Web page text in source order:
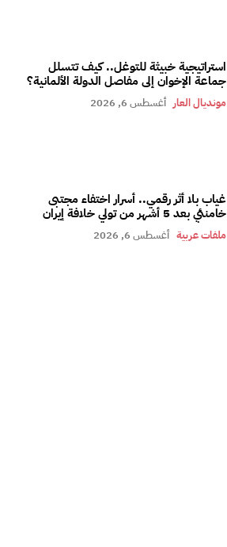
استراتيجية خبيثة للتوغل.. كيف تتسلل
جماعة الإخوان إلى مفاصل الدولة الألمانية؟
مونديال العار أغسطس 6, 2026
غياب بلا أثر رقمي.. أسرار اختفاء مجتبى
خامنئي بعد 5 أشهر من تولي خلافة إيران
ملفات عربية أغسطس 6, 2026